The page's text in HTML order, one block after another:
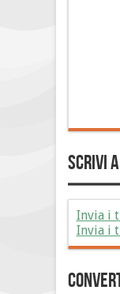
Scrivi
Invia i
Invia i